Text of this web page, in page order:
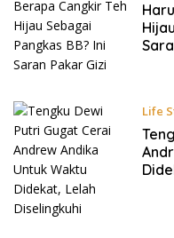
Life